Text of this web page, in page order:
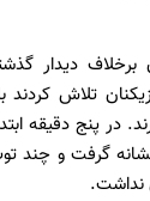
برخلاف دیدار
تلاش
در پنج دقیقه
گرفت و چند
نداشت.